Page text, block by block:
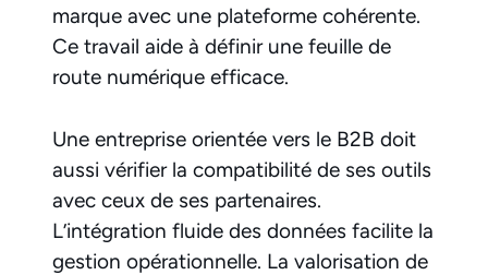
marque avec une plateforme cohérente.
Ce travail aide à définir une feuille de
route numérique efficace.
Une entreprise orientée vers le B2B doit
aussi vérifier la compatibilité de ses outils
avec ceux de ses partenaires.
L’intégration fluide des données facilite la
gestion opérationnelle. La valorisation de